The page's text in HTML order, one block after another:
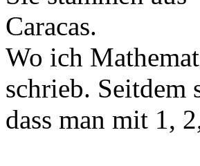
Wo ich
schrieb. Seitdem
dass man mit 1,